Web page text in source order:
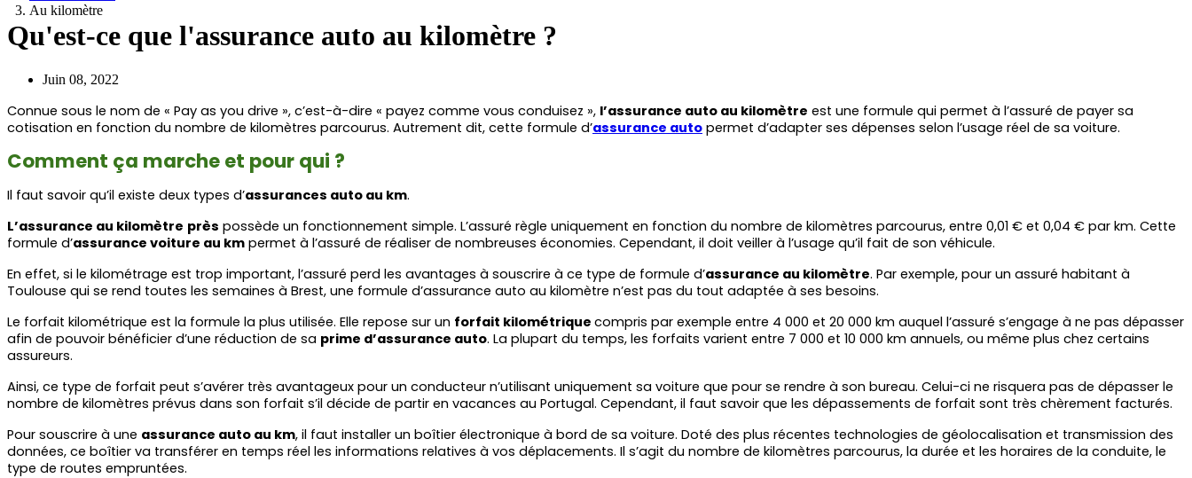
Au kilomètre
Qu'est-ce que l'assurance auto au kilomètre ?
Juin 08, 2022
Connue sous le nom de « Pay as you drive », c’est-à-dire « payez comme vous conduisez », l’assurance auto au kilomètre est une formule qui permet à l’assuré de payer sa
cotisation en fonction du nombre de kilomètres parcourus. Autrement dit, cette formule d’assurance auto permet d’adapter ses dépenses selon l’usage réel de sa voiture.
Comment ça marche et pour qui ?
Il faut savoir qu’il existe deux types d’assurances auto au km.
L’assurance au kilomètre près possède un fonctionnement simple. L’assuré règle uniquement en fonction du nombre de kilomètres parcourus, entre 0,01 € et 0,04 € par km. Cette
formule d’assurance voiture au km permet à l’assuré de réaliser de nombreuses économies. Cependant, il doit veiller à l’usage qu’il fait de son véhicule.
En effet, si le kilométrage est trop important, l’assuré perd les avantages à souscrire à ce type de formule d’assurance au kilomètre. Par exemple, pour un assuré habitant à
Toulouse qui se rend toutes les semaines à Brest, une formule d’assurance auto au kilomètre n’est pas du tout adaptée à ses besoins.
Le forfait kilométrique est la formule la plus utilisée. Elle repose sur un forfait kilométrique compris par exemple entre 4 000 et 20 000 km auquel l’assuré s’engage à ne pas dépasser
afin de pouvoir bénéficier d’une réduction de sa prime d’assurance auto. La plupart du temps, les forfaits varient entre 7 000 et 10 000 km annuels, ou même plus chez certains
assureurs.
Ainsi, ce type de forfait peut s’avérer très avantageux pour un conducteur n’utilisant uniquement sa voiture que pour se rendre à son bureau. Celui-ci ne risquera pas de dépasser le
nombre de kilomètres prévus dans son forfait s’il décide de partir en vacances au Portugal. Cependant, il faut savoir que les dépassements de forfait sont très chèrement facturés.
Pour souscrire à une assurance auto au km, il faut installer un boîtier électronique à bord de sa voiture. Doté des plus récentes technologies de géolocalisation et transmission des
données, ce boîtier va transférer en temps réel les informations relatives à vos déplacements. Il s’agit du nombre de kilomètres parcourus, la durée et les horaires de la conduite, le
type de routes empruntées.